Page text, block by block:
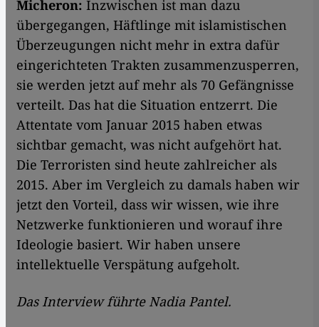
Micheron: Inzwischen ist man dazu
übergegangen, Häftlinge mit islamistischen
Überzeugungen nicht mehr in extra dafür
eingerichteten Trakten zusammenzusperren,
sie werden jetzt auf mehr als 70 Gefängnisse
verteilt. Das hat die Situation entzerrt. Die
Attentate vom Januar 2015 haben etwas
sichtbar gemacht, was nicht aufgehört hat.
Die Terroristen sind heute zahlreicher als
2015. Aber im Vergleich zu damals haben wir
jetzt den Vorteil, dass wir wissen, wie ihre
Netzwerke funktionieren und worauf ihre
Ideologie basiert. Wir haben unsere
intellektuelle Verspätung aufgeholt.
Das Interview führte Nadia Pantel.